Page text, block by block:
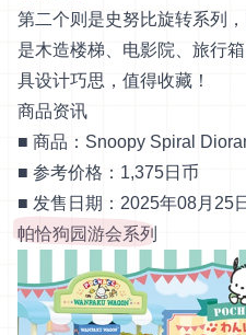
第二个则是史努比旋转系列
是木造楼梯、电影院、旅行
具设计巧思，值得收藏！
商品资讯
■ 商品：Snoopy Spiral
■ 参考价格：1,375日币
■ 发售日期：2025年08月25日
帕恰狗园游会系列